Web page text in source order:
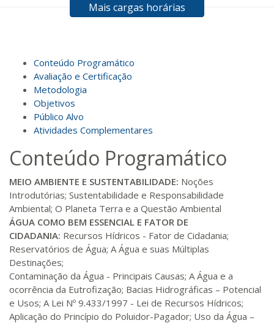
dias 60dias
140 H 18dias 60dias
160 H 20dias
180 H 23dias 90dias
R$ 892,23
200 H 25dias 90dias
R$ 991,36
220 H 28 90
R$ 1.090,51
240 H 30dias 90 dias
R$ 1.189,66
Matricular
Mais cargas horárias
Conteúdo Programático
Avaliação e Certificação
Metodologia
Objetivos
Público Alvo
Atividades Complementares
Conteúdo Programático
MEIO AMBIENTE E SUSTENTABILIDADE: Noções
Introdutórias; Sustentabilidade e Responsabilidade
Ambiental; O Planeta Terra e a Questão Ambiental
ÁGUA COMO BEM ESSENCIAL E FATOR DE
CIDADANIA: Recursos Hídricos - Fator de Cidadania;
Reservatórios de Água; A Água e suas Múltiplas
Destinações;
Contaminação da Água - Principais Causas; A Água e a
ocorrência da Eutrofização; Bacias Hidrográficas – Potencial
e Usos; A Lei Nº 9.433/1997 - Lei de Recursos Hídricos;
Aplicação do Princípio do Poluidor-Pagador; Uso da Água –